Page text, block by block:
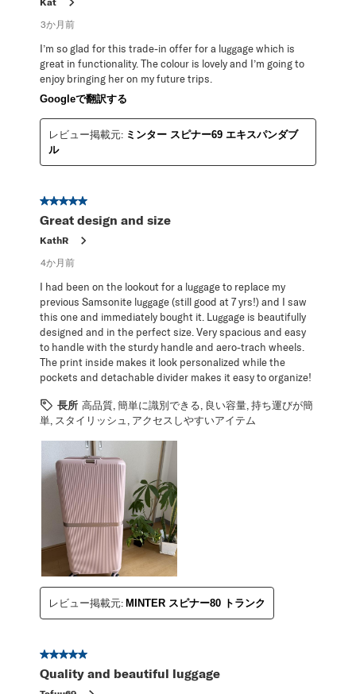
3か月前
I’m so glad for this trade-in offer for a luggage which is
great in functionality. The colour is lovely and I’m going to
enjoy bringing her on my future trips.
Googleで翻訳する
レビュー掲載元: ミンター スピナー69 エキスパンダブ
ル
星5／5個です。
Great design and size
KathR
4か月前
I had been on the lookout for a luggage to replace my
previous Samsonite luggage (still good at 7 yrs!) and I saw
this one and immediately bought it. Luggage is beautifully
designed and in the perfect size. Very spacious and easy
to handle with the sturdy handle and aero-trach wheels.
The print inside makes it look personalized while the
pockets and detachable divider makes it easy to organize!
長所 高品質, 簡単に識別できる, 良い容量, 持ち運びが簡
単, スタイリッシュ, アクセスしやすいアイテム
レビュー掲載元: MINTER スピナー80 トランク
星5／5個です。
Quality and beautiful luggage